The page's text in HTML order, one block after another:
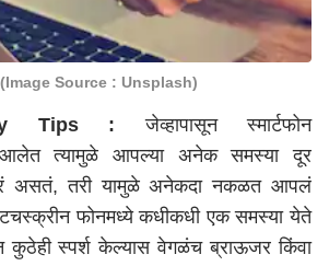
Source : Unsplash)
Tips : जेव्हापासून स्मार्टफोन
आलेत त्यामुळे आपल्या अनेक समस्या दूर
असतं, तरी यामुळे अनेकदा नकळत आपलं
फोनमध्ये कधीकधी एक समस्या येते
कुठेही स्पर्श केल्यास वेगळंच ब्राऊजर किंवा